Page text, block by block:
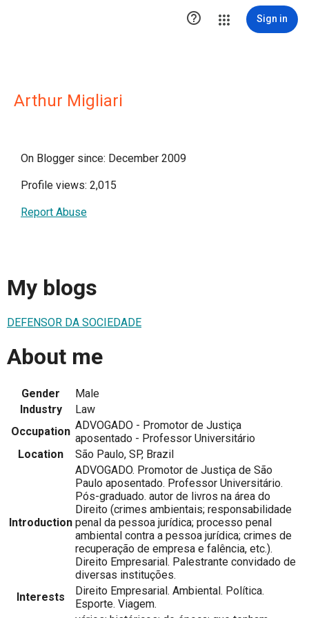
 Sign in
Arthur Migliari
On Blogger since: December 2009
Profile views: 2,015
Report Abuse
My blogs
DEFENSOR DA SOCIEDADE
About me
Gender
Male
Industry
Law
Occupation ADVOGADO - Promotor de Justiça
aposentado - Professor Universitário
Location
São Paulo, SP, Brazil
Introduction
ADVOGADO. Promotor de Justiça de São
Paulo aposentado. Professor Universitário.
Pós-graduado. autor de livros na área do
Direito (crimes ambientais; responsabilidade
penal da pessoa jurídica; processo penal
ambiental contra a pessoa jurídica; crimes de
recuperação de empresa e falência, etc.).
Direito Empresarial. Palestrante convidado de
diversas instituções.
Interests
Direito Empresarial. Ambiental. Política.
Esporte. Viagem.